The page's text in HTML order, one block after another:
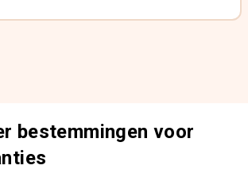
bestemmingen voor